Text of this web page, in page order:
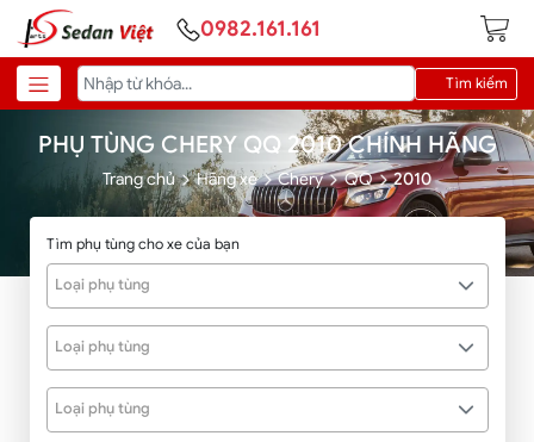
0982.161.161
Tìm kiếm
PHỤ TÙNG CHERY QQ 2010 CHÍNH HÃNG
Trang chủ Hãng xe Chery QQ 2010
Tìm phụ tùng cho xe của bạn
Loại phụ tùng
Loại phụ tùng
Loại phụ tùng